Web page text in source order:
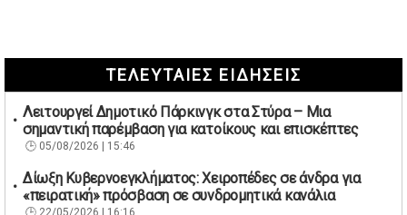
ΤΕΛΕΥΤΑΙΕΣ ΕΙΔΗΣΕΙΣ
Λειτουργεί Δημοτικό Πάρκινγκ στα Στύρα – Μια
σημαντική παρέμβαση για κατοίκους και επισκέπτες
05/08/2026 | 15:46
Δίωξη Κυβερνοεγκλήματος: Χειροπέδες σε άνδρα για
«πειρατική» πρόσβαση σε συνδρομητικά κανάλια
22/05/2026 | 16:16